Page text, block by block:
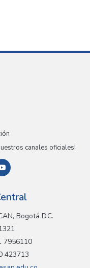
canales oficiales!
Bogotá D.C.
7956110
423713